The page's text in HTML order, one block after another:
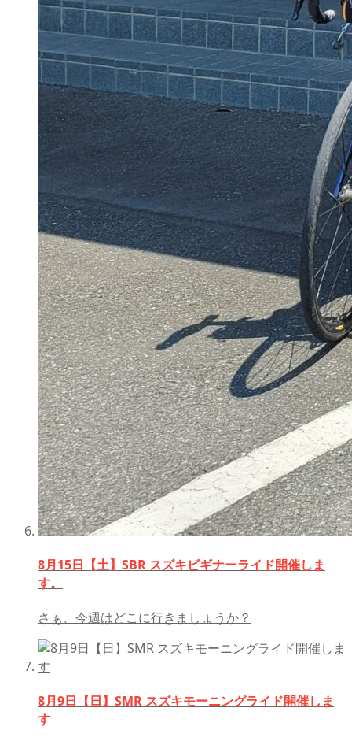
8月15日【土】SBR スズキビギナーライド開催しま
す。
さぁ、今週はどこに行きましょうか？
8月9日【日】SMR スズキモーニングライド開催しま
す